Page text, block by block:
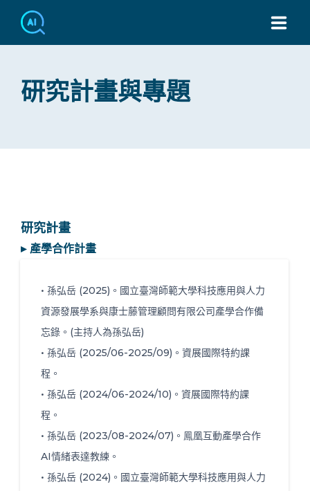
研究計畫與專題
研究計畫
▸ 產學合作計畫
• 孫弘岳 (2025)。國立臺灣師範大學科技應用與人力
資源發展學系與康士藤管理顧問有限公司產學合作備
忘錄。(主持人為孫弘岳)
• 孫弘岳 (2025/06-2025/09)。資展國際特約課
程。
• 孫弘岳 (2024/06-2024/10)。資展國際特約課
程。
• 孫弘岳 (2023/08-2024/07)。鳯凰互動產學合作
AI情緒表達教練。
• 孫弘岳 (2024)。國立臺灣師範大學科技應用與人力